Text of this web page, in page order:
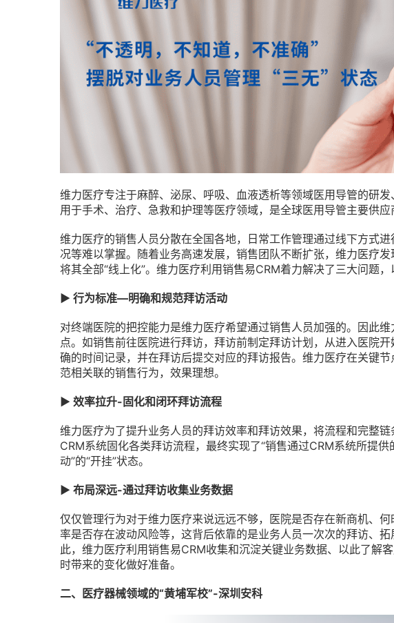
维力医疗专注于麻醉、泌尿、呼吸、血液透析等领域医用导管的研
用于手术、治疗、急救和护理等医疗领域，是全球医用导管主要供应
维力医疗的销售人员分散在全国各地，日常工作管理通过线下方式
况等难以掌握。随着业务高速发展，销售团队不断扩张，维力医疗
将其全部“线上化”。维力医疗利用销售易CRM着力解决了三大问题，
▶ 行为标准—明确和规范拜访活动
对终端医院的把控能力是维力医疗希望通过销售人员加强的。因此
点。如销售前往医院进行拜访，拜访前制定拜访计划，从进入医院
确的时间记录，并在拜访后提交对应的拜访报告。维力医疗在关键
范相关联的销售行为，效果理想。
▶ 效率拉升-固化和闭环拜访流程
维力医疗为了提升业务人员的拜访效率和拜访效果，将流程和完整链
CRM系统固化各类拜访流程，最终实现了“销售通过CRM系统所提
动”的“开挂”状态。
▶ 布局深远-通过拜访收集业务数据
仅仅管理行为对于维力医疗来说远远不够，医院是否存在新商机、
率是否存在波动风险等，这背后依靠的是业务人员一次次的拜访、
此，维力医疗利用销售易CRM收集和沉淀关键业务数据、以此了解
时带来的变化做好准备。
二、医疗器械领域的“黄埔军校”-深圳安科